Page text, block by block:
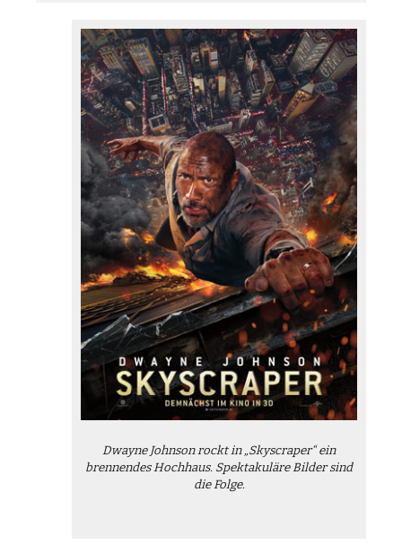
Dwayne Johnson rockt in „Skyscraper“ ein
brennendes Hochhaus. Spektakuläre Bilder sind
die Folge.